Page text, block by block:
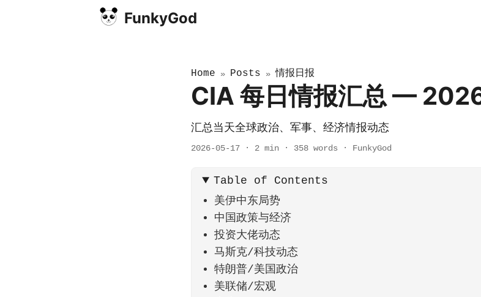
FunkyGod
Home » Posts »情报日报
CIA 每日情报汇总 —
汇总当天全球政治、军事、经济情报动态
2026-05-17 · 2 min · 358 words · FunkyGod
Table of Contents
美伊中东局势
中国政策与经济
投资大佬动态
马斯克/科技动态
特朗普/美国政治
美联储/宏观